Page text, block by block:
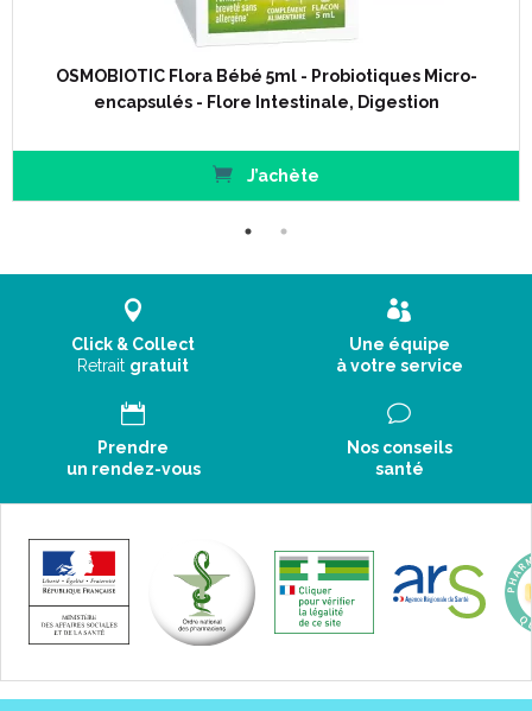
OSMOBIOTIC Flora Bébé 5ml - Probiotiques Micro-
encapsulés - Flore Intestinale, Digestion
J’achète
Click & Collect
Retrait gratuit
Une équipe
à votre service
Prendre
un rendez-vous
Nos conseils
santé